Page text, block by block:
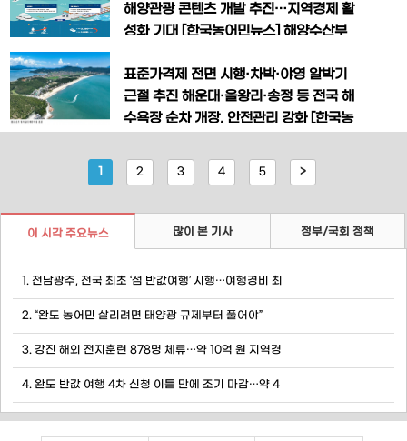
AC) 적용 업종을 대상으로 금
합동 현장점검에 나선다. 해양수산부와 법
무부는 6월 24일부터 7월 24일까지 한
고용 어가를 대상으로 인권 실태 합동점검
을 실시한다고 밝혔다. 이
해양관광 콘텐츠 개발 추진…지역경제 활
성화 기대 [한국농어민뉴스] 해양수산부
종합대책을 발표하며 해양레저산업 경쟁
력 강화와 지역경제 활성화에 본격적으로
나선다. 해양수산부는 19일 경제관계장관
방안’을 발표하고 마리나 관리체계 확립,
기반시설 확충, 산업 경쟁력 강화, 마리나
표준가격제 전면 시행·차박·야영 알박기
근절 추진 해운대·을왕리·송정 등 전국 해
수욕장 순차 개장, 안전관리 강화 [한국농
맞아 해양수산부가 바가지요금과 불법 알
박기 행위 근절에 나선다. 해수욕장 대여
야영·차박 단속을 강화하는 한편, 안전관
리요원 확충과 구명조끼 대여소 운영 등을
통해 국민이 체감할 수 있는 ‘편리하고
1 2 3 4 5 >
이 시각 주요뉴스 많이 본 기사 정부/국회 정책
1. 전남광주, 전국 최초 ‘섬 반값여행’ 시행…여행경비 최
2. “완도 농어민 살리려면 태양광 규제부터 풀어야”
3. 강진 해외 전지훈련 878명 체류…약 10억 원 지역경
4. 완도 반값 여행 4차 신청 이틀 만에 조기 마감…약 4